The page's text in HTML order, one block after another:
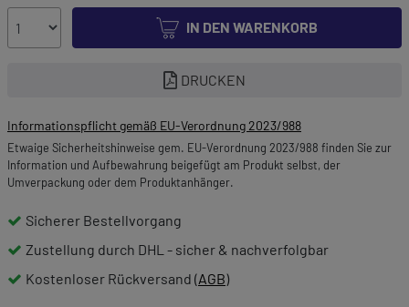
IN DEN WARENKORB
DRUCKEN
Informationspflicht gemäß EU-Verordnung 2023/988
Etwaige Sicherheitshinweise gem. EU-Verordnung 2023/988 finden Sie zur
Information und Aufbewahrung beigefügt am Produkt selbst, der
Umverpackung oder dem Produktanhänger.
Sicherer Bestellvorgang
Zustellung durch DHL - sicher & nachverfolgbar
Kostenloser Rückversand (AGB)